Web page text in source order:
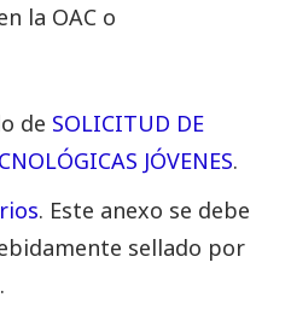
la OAC o
de SOLICITUD DE
JÓVENES.
. Este anexo se debe
sellado por